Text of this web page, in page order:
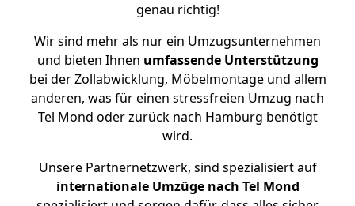
genau richtig!
Wir sind mehr als nur ein Umzugsunternehmen
und bieten Ihnen umfassende Unterstützung
bei der Zollabwicklung, Möbelmontage und allem
anderen, was für einen stressfreien Umzug nach
Tel Mond oder zurück nach Hamburg benötigt
wird.
Unsere Partnernetzwerk, sind spezialisiert auf
internationale Umzüge nach Tel Mond